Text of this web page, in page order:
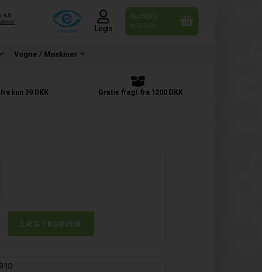
Login
Kurv(0)
0,00 DKK
Vogne / Maskiner
kun 39 DKK Gratis fragt fra 1200 DKK